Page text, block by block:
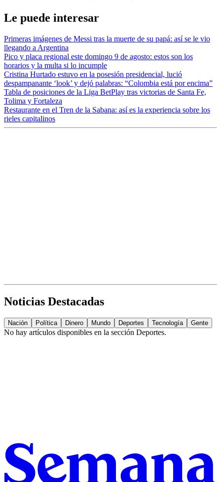
Le puede interesar
Primeras imágenes de Messi tras la muerte de su papá: así se le vio
llegando a Argentina
Pico y placa regional este domingo 9 de agosto: estos son los
horarios y la multa si lo incumple
Cristina Hurtado estuvo en la posesión presidencial, lució
despampanante ‘look’ y dejó palabras: “Colombia está por encima”
Tabla de posiciones de la Liga BetPlay tras victorias de Santa Fe,
Tolima y Fortaleza
Restaurante en el Tren de la Sabana: así es la experiencia sobre los
rieles capitalinos
Noticias Destacadas
Nación Política Dinero Mundo Deportes Tecnología Gente
No hay artículos disponibles en la sección Deportes.